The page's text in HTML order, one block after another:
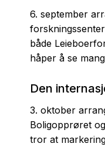
6. september
både
håper å se
Den
3. oktober
Boligopprøret
tror at